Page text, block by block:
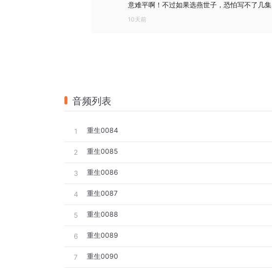
意难平啊！不过如果选燕世子，恐怕写不了几集
10天前
音频列表
1 重生0084
2 重生0085
3 重生0086
4 重生0087
5 重生0088
6 重生0089
7 重生0090